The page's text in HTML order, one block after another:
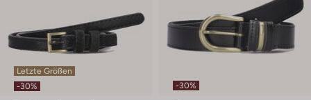
Letzte Größen
-30%
-30%